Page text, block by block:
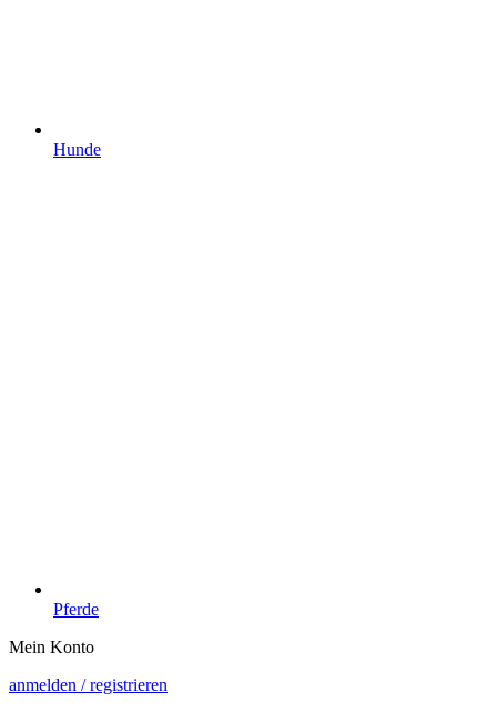
Hunde
Pferde
Mein Konto
anmelden / registrieren